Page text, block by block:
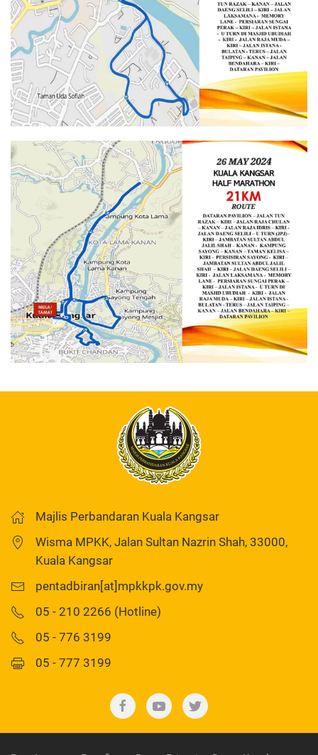
Majlis Perbandaran Kuala Kangsar
Wisma MPKK, Jalan Sultan Nazrin Shah, 33000,
Kuala Kangsar
pentadbiran[at]mpkkpk.gov.my
05 - 210 2266 (Hotline)
05 - 776 3199
05 - 777 3199